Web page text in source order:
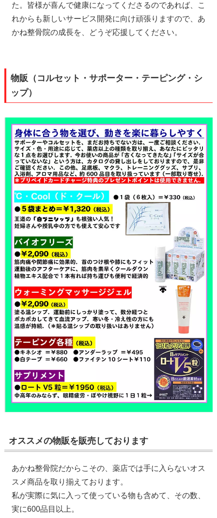
た。皆様が喜んで健康になってくださるのであれば、こ
れからも新しいサービス開発に向け頑張りますので、あ
かね整骨院の成長を、どうぞ応援してください。
物販（コルセット・サポーター・テーピング・シ
ップ）
オススメの物販を販売しております
あかね整骨院だからこその、薬店では手に入らないオス
スメ商品を取り揃えております。
私が実際に気に入って使っている物も含めて、その数、
実に600品目以上。